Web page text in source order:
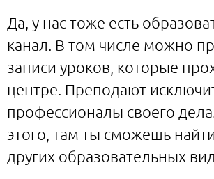
Да, у нас тоже есть
канал. В том числе можно
записи уроков, которые
центре. Преподают
профессионалы своего
этого, там ты сможешь
других образовательных